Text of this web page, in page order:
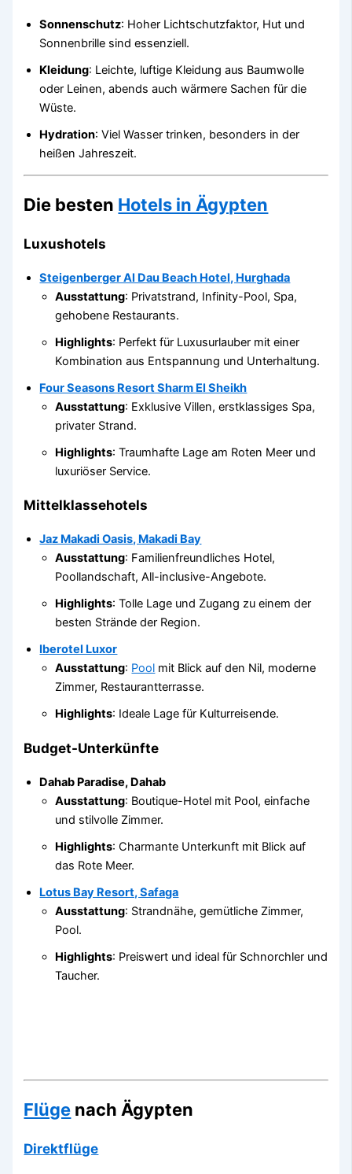
Sonnenschutz: Hoher Lichtschutzfaktor, Hut und
Sonnenbrille sind essenziell.
Kleidung: Leichte, luftige Kleidung aus Baumwolle
oder Leinen, abends auch wärmere Sachen für die
Wüste.
Hydration: Viel Wasser trinken, besonders in der
heißen Jahreszeit.
Die besten Hotels in Ägypten
Luxushotels
Steigenberger Al Dau Beach Hotel, Hurghada
Ausstattung: Privatstrand, Infinity-Pool, Spa,
gehobene Restaurants.
Highlights: Perfekt für Luxusurlauber mit einer
Kombination aus Entspannung und Unterhaltung.
Four Seasons Resort Sharm El Sheikh
Ausstattung: Exklusive Villen, erstklassiges Spa,
privater Strand.
Highlights: Traumhafte Lage am Roten Meer und
luxuriöser Service.
Mittelklassehotels
Jaz Makadi Oasis, Makadi Bay
Ausstattung: Familienfreundliches Hotel,
Poollandschaft, All-inclusive-Angebote.
Highlights: Tolle Lage und Zugang zu einem der
besten Strände der Region.
Iberotel Luxor
Ausstattung: Pool mit Blick auf den Nil, moderne
Zimmer, Restaurantterrasse.
Highlights: Ideale Lage für Kulturreisende.
Budget-Unterkünfte
Dahab Paradise, Dahab
Ausstattung: Boutique-Hotel mit Pool, einfache
und stilvolle Zimmer.
Highlights: Charmante Unterkunft mit Blick auf
das Rote Meer.
Lotus Bay Resort, Safaga
Ausstattung: Strandnähe, gemütliche Zimmer,
Pool.
Highlights: Preiswert und ideal für Schnorchler und
Taucher.
Flüge nach Ägypten
Direktflüge